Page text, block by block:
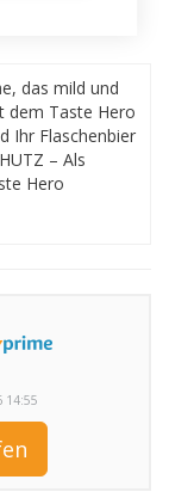
das mild und
dem Taste Hero
Ihr Flaschenbier
– Als
Hero
14:55